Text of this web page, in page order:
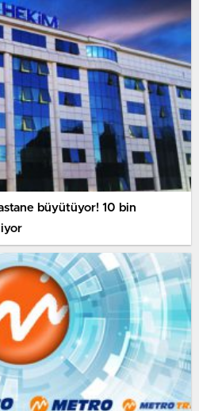
büyütüyor! 10 bin